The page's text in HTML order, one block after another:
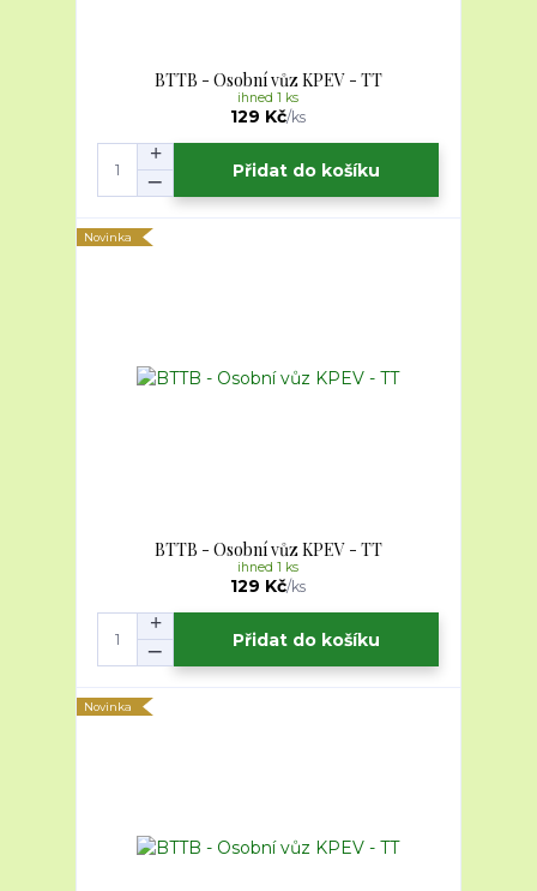
BTTB - Osobní vůz KPEV - TT
129 Kč/ks
ihned 1 ks
Přidat do košíku
Novinka
BTTB - Osobní vůz KPEV - TT
129 Kč/ks
ihned 1 ks
Přidat do košíku
Novinka